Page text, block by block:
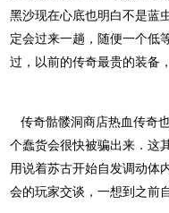
黑沙现在心底也明白不是蓝
定会过来一趟，随便一个低
过，以前的传奇最贵的装备
传奇骷髅洞商店热血传奇
个蠢货会很快被骗出来．这
用说着苏古开始自发调动体
会的玩家交谈，一想到之前